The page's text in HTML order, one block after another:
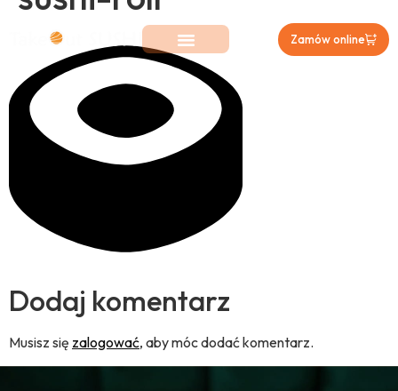
Zamów online
Dodaj komentarz
Musisz się zalogować, aby móc dodać komentarz.